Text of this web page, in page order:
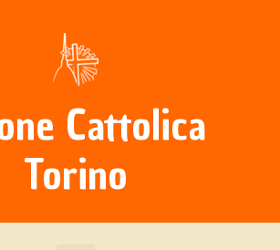
Cattolica
Torino